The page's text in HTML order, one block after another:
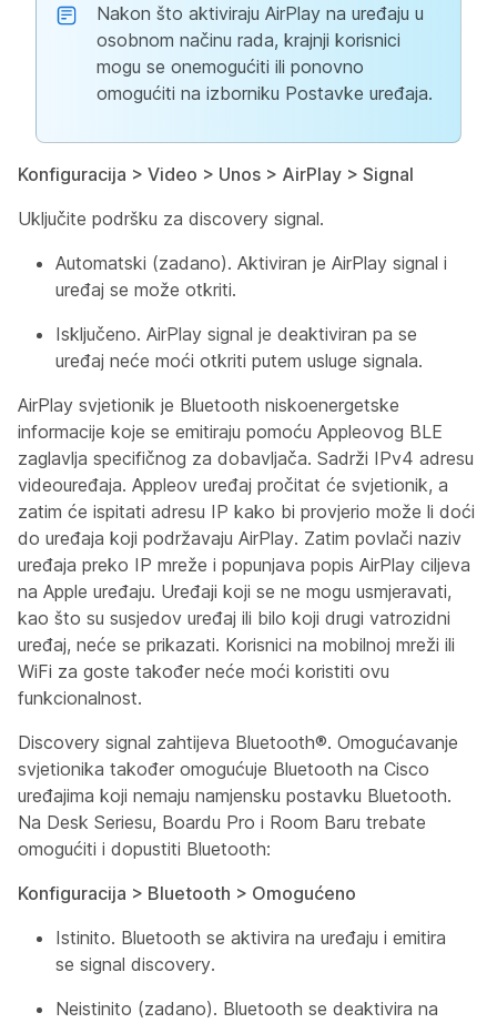
Nakon što aktiviraju AirPlay na uređaju u
osobnom načinu rada, krajnji korisnici
mogu se onemogućiti ili ponovno
omogućiti na izborniku Postavke uređaja.
Konfiguracija > Video > Unos > AirPlay > Signal
Uključite podršku za discovery signal.
Automatski (zadano). Aktiviran je AirPlay signal i
uređaj se može otkriti.
Isključeno. AirPlay signal je deaktiviran pa se
uređaj neće moći otkriti putem usluge signala.
AirPlay svjetionik je Bluetooth niskoenergetske
informacije koje se emitiraju pomoću Appleovog BLE
zaglavlja specifičnog za dobavljača. Sadrži IPv4 adresu
videouređaja. Appleov uređaj pročitat će svjetionik, a
zatim će ispitati adresu IP kako bi provjerio može li doći
do uređaja koji podržavaju AirPlay. Zatim povlači naziv
uređaja preko IP mreže i popunjava popis AirPlay ciljeva
na Apple uređaju. Uređaji koji se ne mogu usmjeravati,
kao što su susjedov uređaj ili bilo koji drugi vatrozidni
uređaj, neće se prikazati. Korisnici na mobilnoj mreži ili
WiFi za goste također neće moći koristiti ovu
funkcionalnost.
Discovery signal zahtijeva Bluetooth®. Omogućavanje
svjetionika također omogućuje Bluetooth na Cisco
uređajima koji nemaju namjensku postavku Bluetooth.
Na Desk Seriesu, Boardu Pro i Room Baru trebate
omogućiti i dopustiti Bluetooth:
Konfiguracija > Bluetooth > Omogućeno
Istinito. Bluetooth se aktivira na uređaju i emitira
se signal discovery.
Neistinito (zadano). Bluetooth se deaktivira na